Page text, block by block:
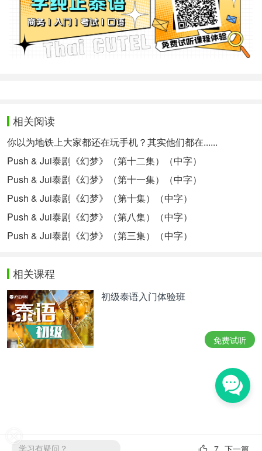
相关阅读
你以为地铁上大家都还在玩手机？其实他们都在......
Push & Jui泰剧《幻梦》（第十二集）（中字）
Push & Jui泰剧《幻梦》（第十一集）（中字）
Push & Jui泰剧《幻梦》（第十集）（中字）
Push & Jui泰剧《幻梦》（第八集）（中字）
Push & Jui泰剧《幻梦》（第三集）（中字）
相关课程
初级泰语入门体验班
免费试听
学习有疑问？ 下一篇
7